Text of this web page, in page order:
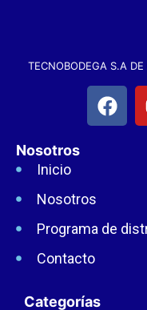
TECNOBODEGA S.A DE
Nosotros
Inicio
Nosotros
Programa de
Contacto
Categorías